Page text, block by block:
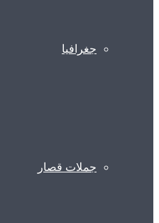
جغرافیا
جملات قصار